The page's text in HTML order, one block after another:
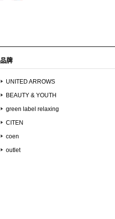
品牌
UNITED ARROWS
BEAUTY & YOUTH
green label relaxing
CITEN
coen
outlet